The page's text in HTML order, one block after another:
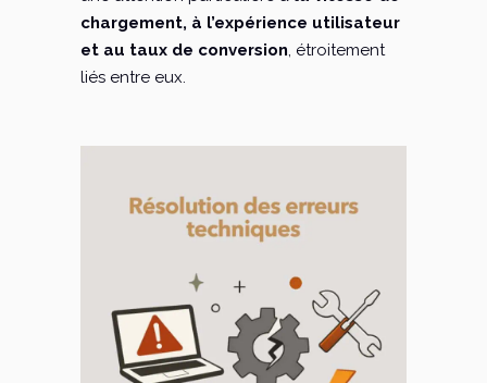
chargement, à l’expérience utilisateur
et au taux de conversion, étroitement
liés entre eux.